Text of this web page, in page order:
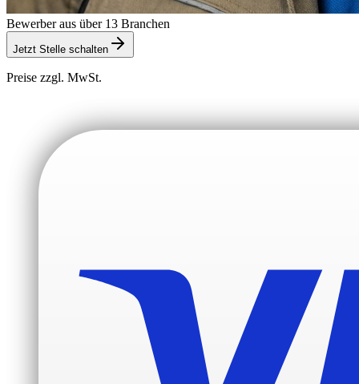
Bewerber aus über 13 Branchen
Jetzt Stelle schalten
Preise zzgl. MwSt.